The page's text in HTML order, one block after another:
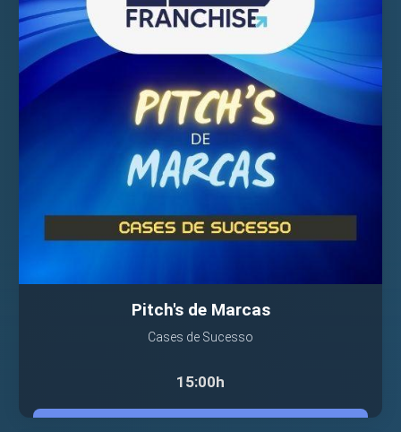
Pitch's de Marcas
Cases de Sucesso
15:00h